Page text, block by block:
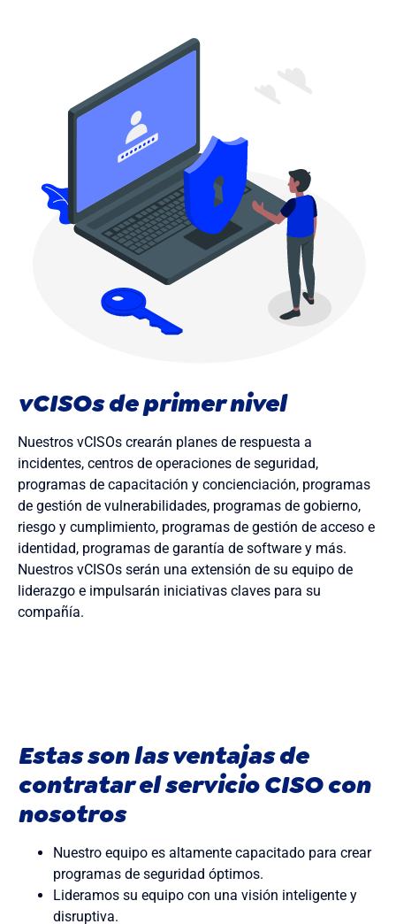
vCISOs de primer nivel
Nuestros vCISOs crearán planes de respuesta a
incidentes, centros de operaciones de seguridad,
programas de capacitación y concienciación, programas
de gestión de vulnerabilidades, programas de gobierno,
riesgo y cumplimiento, programas de gestión de acceso e
identidad, programas de garantía de software y más.
Nuestros vCISOs serán una extensión de su equipo de
liderazgo e impulsarán iniciativas claves para su
compañía.
Estas son las ventajas de
contratar el servicio CISO con
nosotros
Nuestro equipo es altamente capacitado para crear
programas de seguridad óptimos.
Lideramos su equipo con una visión inteligente y
disruptiva.